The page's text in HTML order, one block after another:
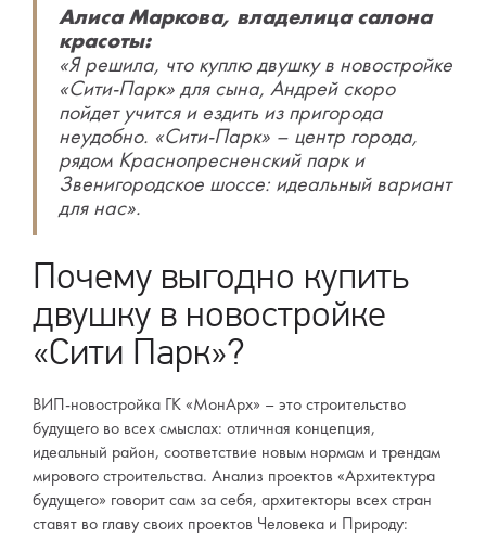
Алиса Маркова, владелица салона
красоты:
«Я решила, что куплю двушку в новостройке
«Сити-Парк» для сына, Андрей скоро
пойдет учится и ездить из пригорода
неудобно. «Сити-Парк» – центр города,
рядом Краснопресненский парк и
Звенигородское шоссе: идеальный вариант
для нас».
Почему выгодно купить
двушку в новостройке
«Сити Парк»?
ВИП-новостройка ГК «МонАрх» – это строительство
будущего во всех смыслах: отличная концепция,
идеальный район, соответствие новым нормам и трендам
мирового строительства. Анализ проектов «Архитектура
будущего» говорит сам за себя, архитекторы всех стран
ставят во главу своих проектов Человека и Природу: